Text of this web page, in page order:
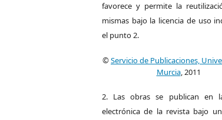
favorece y permite la
mismas bajo la licencia de uso
el punto 2.
©Servicio de Publicaciones,
Murcia, 2011
2. Las obras se publican en
electrónica de la revista bajo